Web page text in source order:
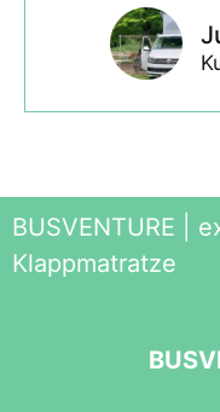
BUSVENTURE |
Klappmatratze